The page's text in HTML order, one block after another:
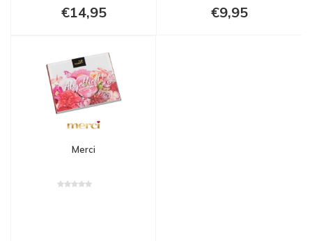
€14,95 €9,95
Merci